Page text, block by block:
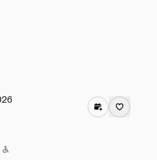
Accessible pour les personnes à